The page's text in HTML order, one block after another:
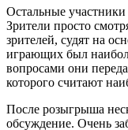
Остальные участники
Зрители просто
зрителей, судят на
играющих был
вопросами они
которого считают
После розыгрыша
обсуждение. Очень